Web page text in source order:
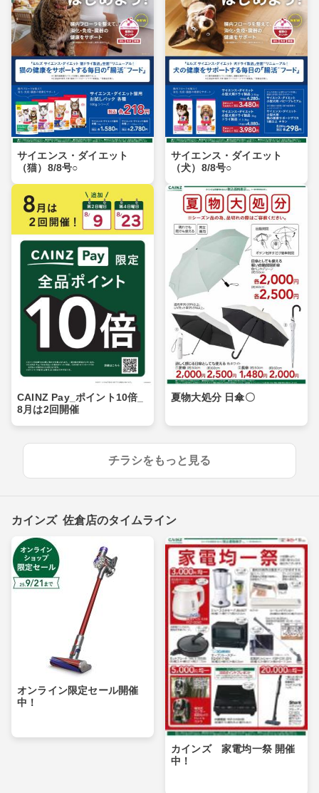
サイエンス・ダイエット
（猫）8/8号○
サイエンス・ダイエット
（犬）8/8号○
CAINZ Pay_ポイント10倍_
8月は2回開催
夏物大処分 日傘〇
チラシをもっと見る
カインズ 佐倉店のタイムライン
オンライン限定セール開催
中！
カインズ 家電均一祭 開催
中！